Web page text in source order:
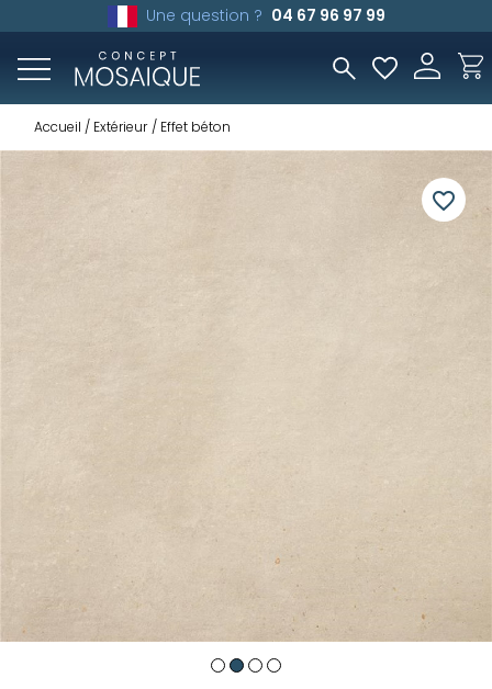
Une question ? 04 67 96 97 99
Accueil Extérieur Effet béton
favorite_border